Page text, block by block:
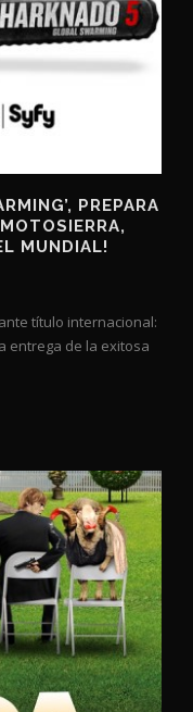
PREPARA
MUNDIAL!
título internacional:
entrega de la exitosa